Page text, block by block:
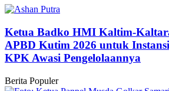
Ketua Badko HMI Kaltim-
APBD Kutim 2026 untuk
KPK Awasi Pengelolaannya
Berita Populer